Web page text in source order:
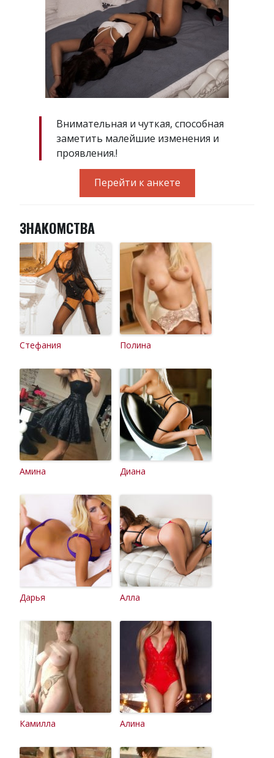
Внимательная и чуткая, способная
заметить малейшие изменения и
проявления.!
Перейти к анкете
ЗНАКОМСТВА
Стефания Полина
Амина Диана
Дарья Алла
Камилла Алина